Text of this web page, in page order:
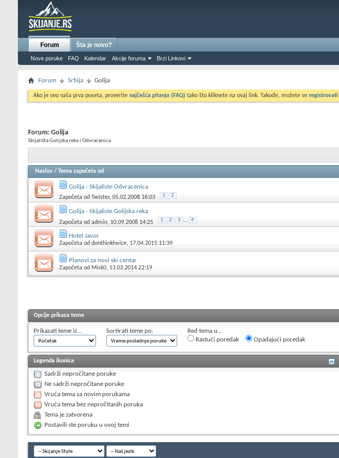
Forum
Nove poruke FAQ Kalendar Akcije foruma Brzi Linkovi
Šta je novo?
Forum Srbija Golija
Ako je ovo vaša prva poseta, proverite najčešća pitanja (FAQ) tako što kliknete na ovaj link. Takođe, možete se registrovati
Forum: Golija
Skijališta Golijska reka i Odvraćenica
Naslov / Tema započeta od
Golija - Skijaliste Odvracenica
Započeta od Twister, 05.02.2008 16:03 1 2
Golija - Skijaliste Golijska reka
Započeta od admin, 10.09.2008 14:25 1 2 3 ... 4
Hotel Javor
Započeta od donthinktwice, 17.04.2015 11:39
Planovi za novi ski centar
Započeta od Misk0, 13.03.2014 22:19
Opcije prikaza teme
Prikazati teme iz... Sortirati teme po:
Red tema u...
Rastući poredak
Opadajući poredak
Legenda ikonica
Sadrži nepročitane poruke
Ne sadrži nepročitane poruke
Vruća tema sa novim porukama
Vruća tema bez nepročitanih poruka
Tema je zatvorena
Postavili ste poruku u ovoj temi